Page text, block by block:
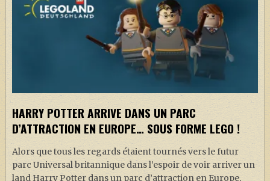
HARRY POTTER ARRIVE DANS UN PARC
D’ATTRACTION EN EUROPE… SOUS FORME LEGO !
Alors que tous les regards étaient tournés vers le futur
parc Universal britannique dans l’espoir de voir arriver un
land Harry Potter dans un parc d’attraction en Europe,